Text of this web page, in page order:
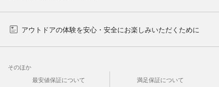
アウトドアの体験を安心・安全にお楽しみいただくために
そのほか
最安値保証について
満足保証について